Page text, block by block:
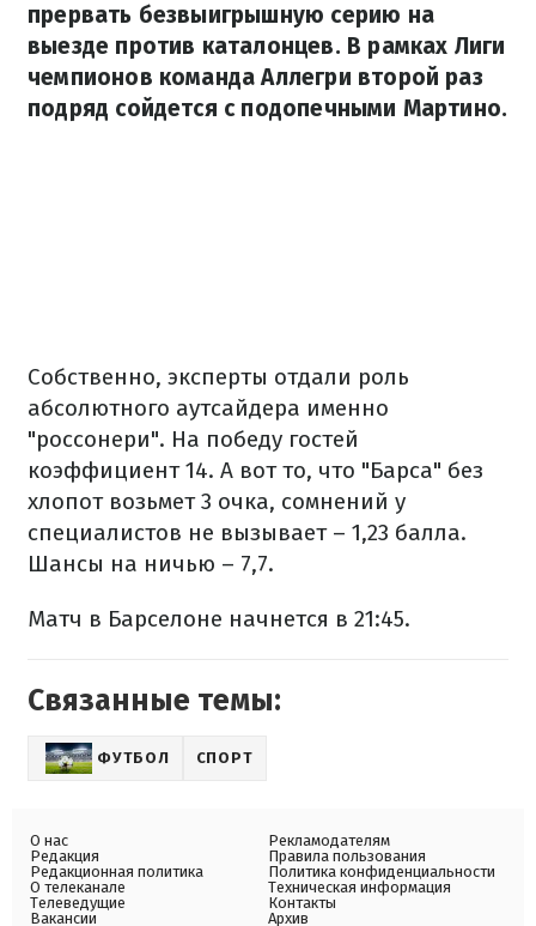
прервать безвыигрышную серию на
выезде против каталонцев. В рамках Лиги
чемпионов команда Аллегри второй раз
подряд сойдется с подопечными Мартино.
Собственно, эксперты отдали роль
абсолютного аутсайдера именно
"россонери". На победу гостей
коэффициент 14. А вот то, что "Барса" без
хлопот возьмет 3 очка, сомнений у
специалистов не вызывает – 1,23 балла.
Шансы на ничью – 7,7.
Матч в Барселоне начнется в 21:45.
Связанные темы:
ФУТБОЛ СПОРТ
О нас
Редакция
Редакционная политика
О телеканале
Телеведущие
Вакансии
Рекламодателям
Правила пользования
Политика конфиденциальности
Техническая информация
Контакты
Архив